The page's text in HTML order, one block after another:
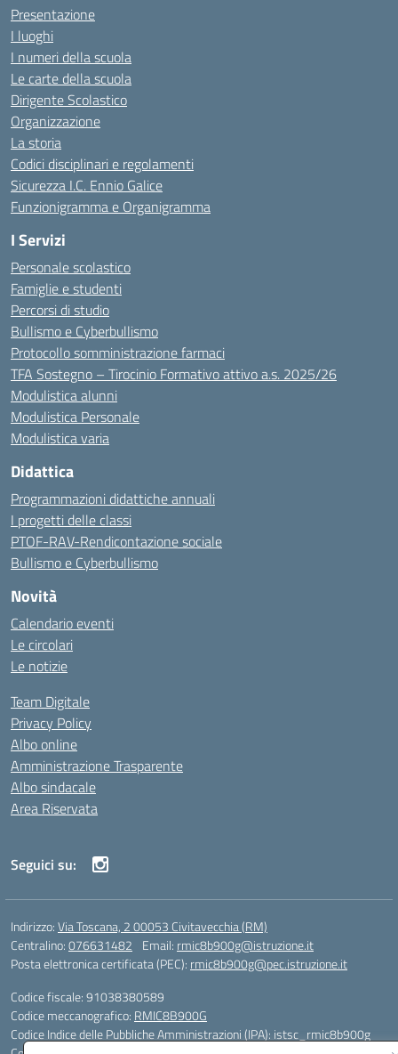
Presentazione
I luoghi
I numeri della scuola
Le carte della scuola
Dirigente Scolastico
Organizzazione
La storia
Codici disciplinari e regolamenti
Sicurezza I.C. Ennio Galice
Funzionigramma e Organigramma
I Servizi
Personale scolastico
Famiglie e studenti
Percorsi di studio
Bullismo e Cyberbullismo
Protocollo somministrazione farmaci
TFA Sostegno – Tirocinio Formativo attivo a.s. 2025/26
Modulistica alunni
Modulistica Personale
Modulistica varia
Didattica
Programmazioni didattiche annuali
I progetti delle classi
PTOF-RAV-Rendicontazione sociale
Bullismo e Cyberbullismo
Novità
Calendario eventi
Le circolari
Le notizie
Team Digitale
Privacy Policy
Albo online
Amministrazione Trasparente
Albo sindacale
Area Riservata
Seguici su:
Indirizzo:Via Toscana, 2 00053 Civitavecchia (RM)
Centralino:076631482 Email: rmic8b900g@istruzione.it
Posta elettronica certificata (PEC): rmic8b900g@pec.istruzione.it
Codice fiscale: 91038380589
Codice meccanografico: RMIC8B900G
Codice Indice delle Pubbliche Amministrazioni (IPA): istsc_rmic8b900g